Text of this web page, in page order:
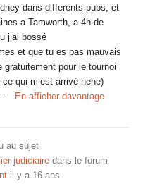
dans differents pubs, et
a Tamworth, a 4h de
j’ai bossé
et que tu es pas mauvais
pour le tournoi
qui m’est arrivé hehe)
En afficher davantage
au sujet
judiciaire dans le forum
il y a 16 ans